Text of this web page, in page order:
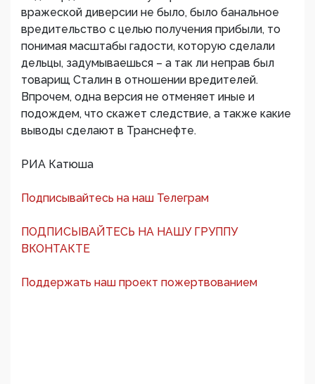
вражеской диверсии не было, было банальное
вредительство с целью получения прибыли, то
понимая масштабы гадости, которую сделали
дельцы, задумываешься – а так ли неправ был
товарищ Сталин в отношении вредителей.
Впрочем, одна версия не отменяет иные и
подождем, что скажет следствие, а также какие
выводы сделают в Транснефте.
РИА Катюша
Подписывайтесь на наш Телеграм
ПОДПИСЫВАЙТЕСЬ НА НАШУ ГРУППУ
ВКОНТАКТЕ
Поддержать наш проект пожертвованием